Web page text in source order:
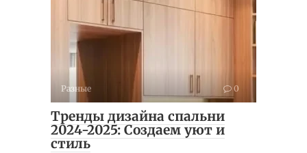
Разные 0
Тренды дизайна спальни
2024-2025: Создаем уют и
стиль